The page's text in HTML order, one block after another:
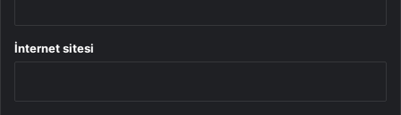
İnternet sitesi